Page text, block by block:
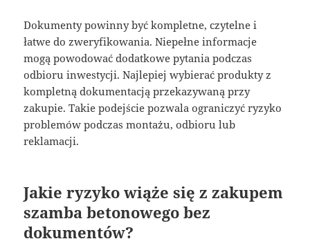
Dokumenty powinny być kompletne, czytelne i
łatwe do zweryfikowania. Niepełne informacje
mogą powodować dodatkowe pytania podczas
odbioru inwestycji. Najlepiej wybierać produkty z
kompletną dokumentacją przekazywaną przy
zakupie. Takie podejście pozwala ograniczyć ryzyko
problemów podczas montażu, odbioru lub
reklamacji.
Jakie ryzyko wiąże się z zakupem
szamba betonowego bez
dokumentów?